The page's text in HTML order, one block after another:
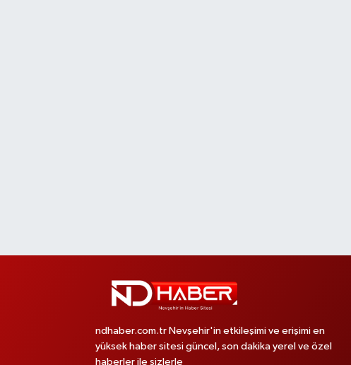
ndhaber.com.tr Nevşehir'in etkileşimi ve erişimi en
yüksek haber sitesi güncel, son dakika yerel ve özel
haberler ile sizlerle